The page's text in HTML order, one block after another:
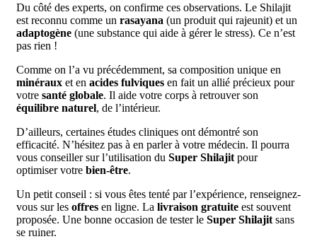
Du côté des experts, on confirme ces observations. Le Shilajit
est reconnu comme un rasayana (un produit qui rajeunit) et un
adaptogène (une substance qui aide à gérer le stress). Ce n’est
pas rien !
Comme on l’a vu précédemment, sa composition unique en
minéraux et en acides fulviques en fait un allié précieux pour
votre santé globale. Il aide votre corps à retrouver son
équilibre naturel, de l’intérieur.
D’ailleurs, certaines études cliniques ont démontré son
efficacité. N’hésitez pas à en parler à votre médecin. Il pourra
vous conseiller sur l’utilisation du Super Shilajit pour
optimiser votre bien-être.
Un petit conseil : si vous êtes tenté par l’expérience, renseignez-
vous sur les offres en ligne. La livraison gratuite est souvent
proposée. Une bonne occasion de tester le Super Shilajit sans
se ruiner.